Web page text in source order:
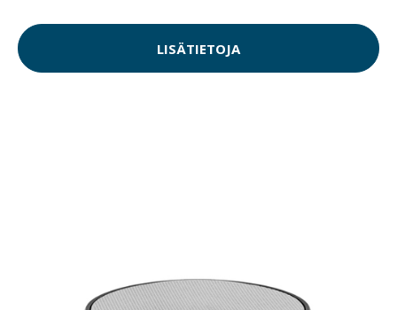
LISÄTIETOJA